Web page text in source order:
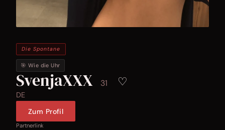
Die Spontane
🎯 Wie die Uhr
SvenjaXXX 31 ♡
DE
Zum Profil
Partnerlink